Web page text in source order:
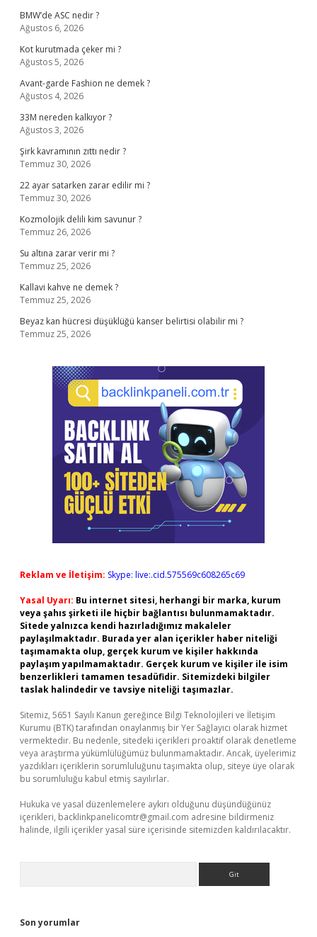
BMW’de ASC nedir ?
Ağustos 6, 2026
Kot kurutmada çeker mi ?
Ağustos 5, 2026
Avant-garde Fashion ne demek ?
Ağustos 4, 2026
33M nereden kalkıyor ?
Ağustos 3, 2026
Şirk kavramının zıttı nedir ?
Temmuz 30, 2026
22 ayar satarken zarar edilir mi ?
Temmuz 30, 2026
Kozmolojik delili kim savunur ?
Temmuz 26, 2026
Su altına zarar verir mi ?
Temmuz 25, 2026
Kallavi kahve ne demek ?
Temmuz 25, 2026
Beyaz kan hücresi düşüklüğü kanser belirtisi olabilir mi ?
Temmuz 25, 2026
Reklam ve İletişim: Skype: live:.cid.575569c608265c69
Yasal Uyarı: Bu internet sitesi, herhangi bir marka, kurum
veya şahıs şirketi ile hiçbir bağlantısı bulunmamaktadır.
Sitede yalnızca kendi hazırladığımız makaleler
paylaşılmaktadır. Burada yer alan içerikler haber niteliği
taşımamakta olup, gerçek kurum ve kişiler hakkında
paylaşım yapılmamaktadır. Gerçek kurum ve kişiler ile isim
benzerlikleri tamamen tesadüfidir. Sitemizdeki bilgiler
taslak halindedir ve tavsiye niteliği taşımazlar.
Sitemiz, 5651 Sayılı Kanun gereğince Bilgi Teknolojileri ve İletişim
Kurumu (BTK) tarafından onaylanmış bir Yer Sağlayıcı olarak hizmet
vermektedir. Bu nedenle, sitedeki içerikleri proaktif olarak denetleme
veya araştırma yükümlülüğümüz bulunmamaktadır. Ancak, üyelerimiz
yazdıkları içeriklerin sorumluluğunu taşımakta olup, siteye üye olarak
bu sorumluluğu kabul etmiş sayılırlar.
Hukuka ve yasal düzenlemelere aykırı olduğunu düşündüğünüz
içerikleri, backlinkpanelicomtr@gmail.com adresine bildirmeniz
halinde, ilgili içerikler yasal süre içerisinde sitemizden kaldırılacaktır.
Son yorumlar